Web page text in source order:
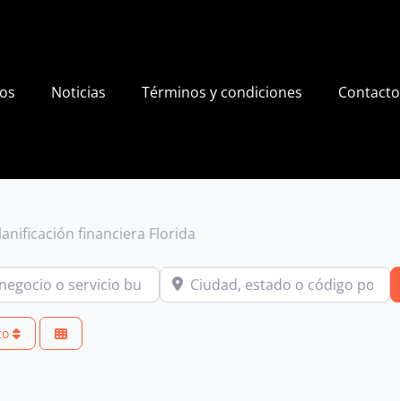
Noticias Términos y condiciones Contacto
financiera Florida
o servicio buscas? Ciudad, estado o código postal